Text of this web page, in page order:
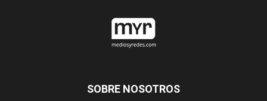
SOBRE NOSOTROS